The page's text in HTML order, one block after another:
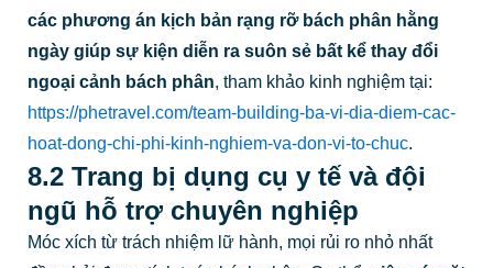
các phương án kịch bản rạng rỡ bách phân hằng
ngày giúp sự kiện diễn ra suôn sẻ bất kể thay đổi
ngoại cảnh bách phân, tham khảo kinh nghiệm tại:
https://phetravel.com/team-building-ba-vi-dia-diem-cac-
hoat-dong-chi-phi-kinh-nghiem-va-don-vi-to-chuc.
8.2 Trang bị dụng cụ y tế và đội
ngũ hỗ trợ chuyên nghiệp
Móc xích từ trách nhiệm lữ hành, mọi rủi ro nhỏ nhất